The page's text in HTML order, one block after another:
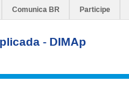
Comunica BR Participe
- DIMAp